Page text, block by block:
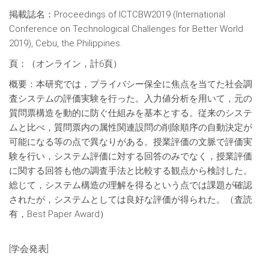
掲載誌名：Proceedings of ICTCBW2019 (International
Conference on Technological Challenges for Better World
2019), Cebu, the Philippines.
頁：（オンライン，計6頁）
概要：本研究では，プライバシー保全に焦点を当てた社会調
査システムの評価実験を行った。入力値分析を用いて，元の
質問票構造を動的に防ぐ仕組みを基本とする。従来のシステ
ムと比べ，質問票内の属性関連設問の削除順序の自動決定が
可能になる等の点で異なりがある。授業評価の文脈で評価実
験を行い，システム評価に対する回答のみでなく，授業評価
に関する回答も他の調査手法と比較する観点から検討した。
総じて，システム構造の理解を得るという点では課題が確認
されたが，システムとしては良好な評価が得られた。（査読
有，Best Paper Award）
[学会発表]